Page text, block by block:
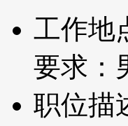
工作地
要求：
职位描